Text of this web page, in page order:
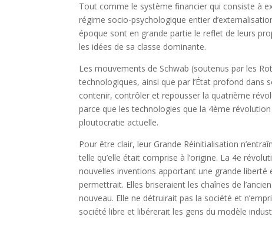
Tout comme le système financier qui consiste à
régime socio-psychologique entier
époque sont en grande partie le reflet de leurs
les idées de sa classe dominante.
Les mouvements de Schwab (soutenus par les
technologiques, ainsi que par l’État profond
contenir, contrôler et repousser la quatrième
parce que les technologies que la 4ème
ploutocratie actuelle.
Pour être clair, leur Grande Réinitialisation
telle qu’elle était comprise à l’origine. La 4e
nouvelles inventions apportant une grande liberté
permettrait. Elles briseraient les chaînes de
nouveau. Elle ne détruirait pas la société et
société libre et libérerait les gens du modèle